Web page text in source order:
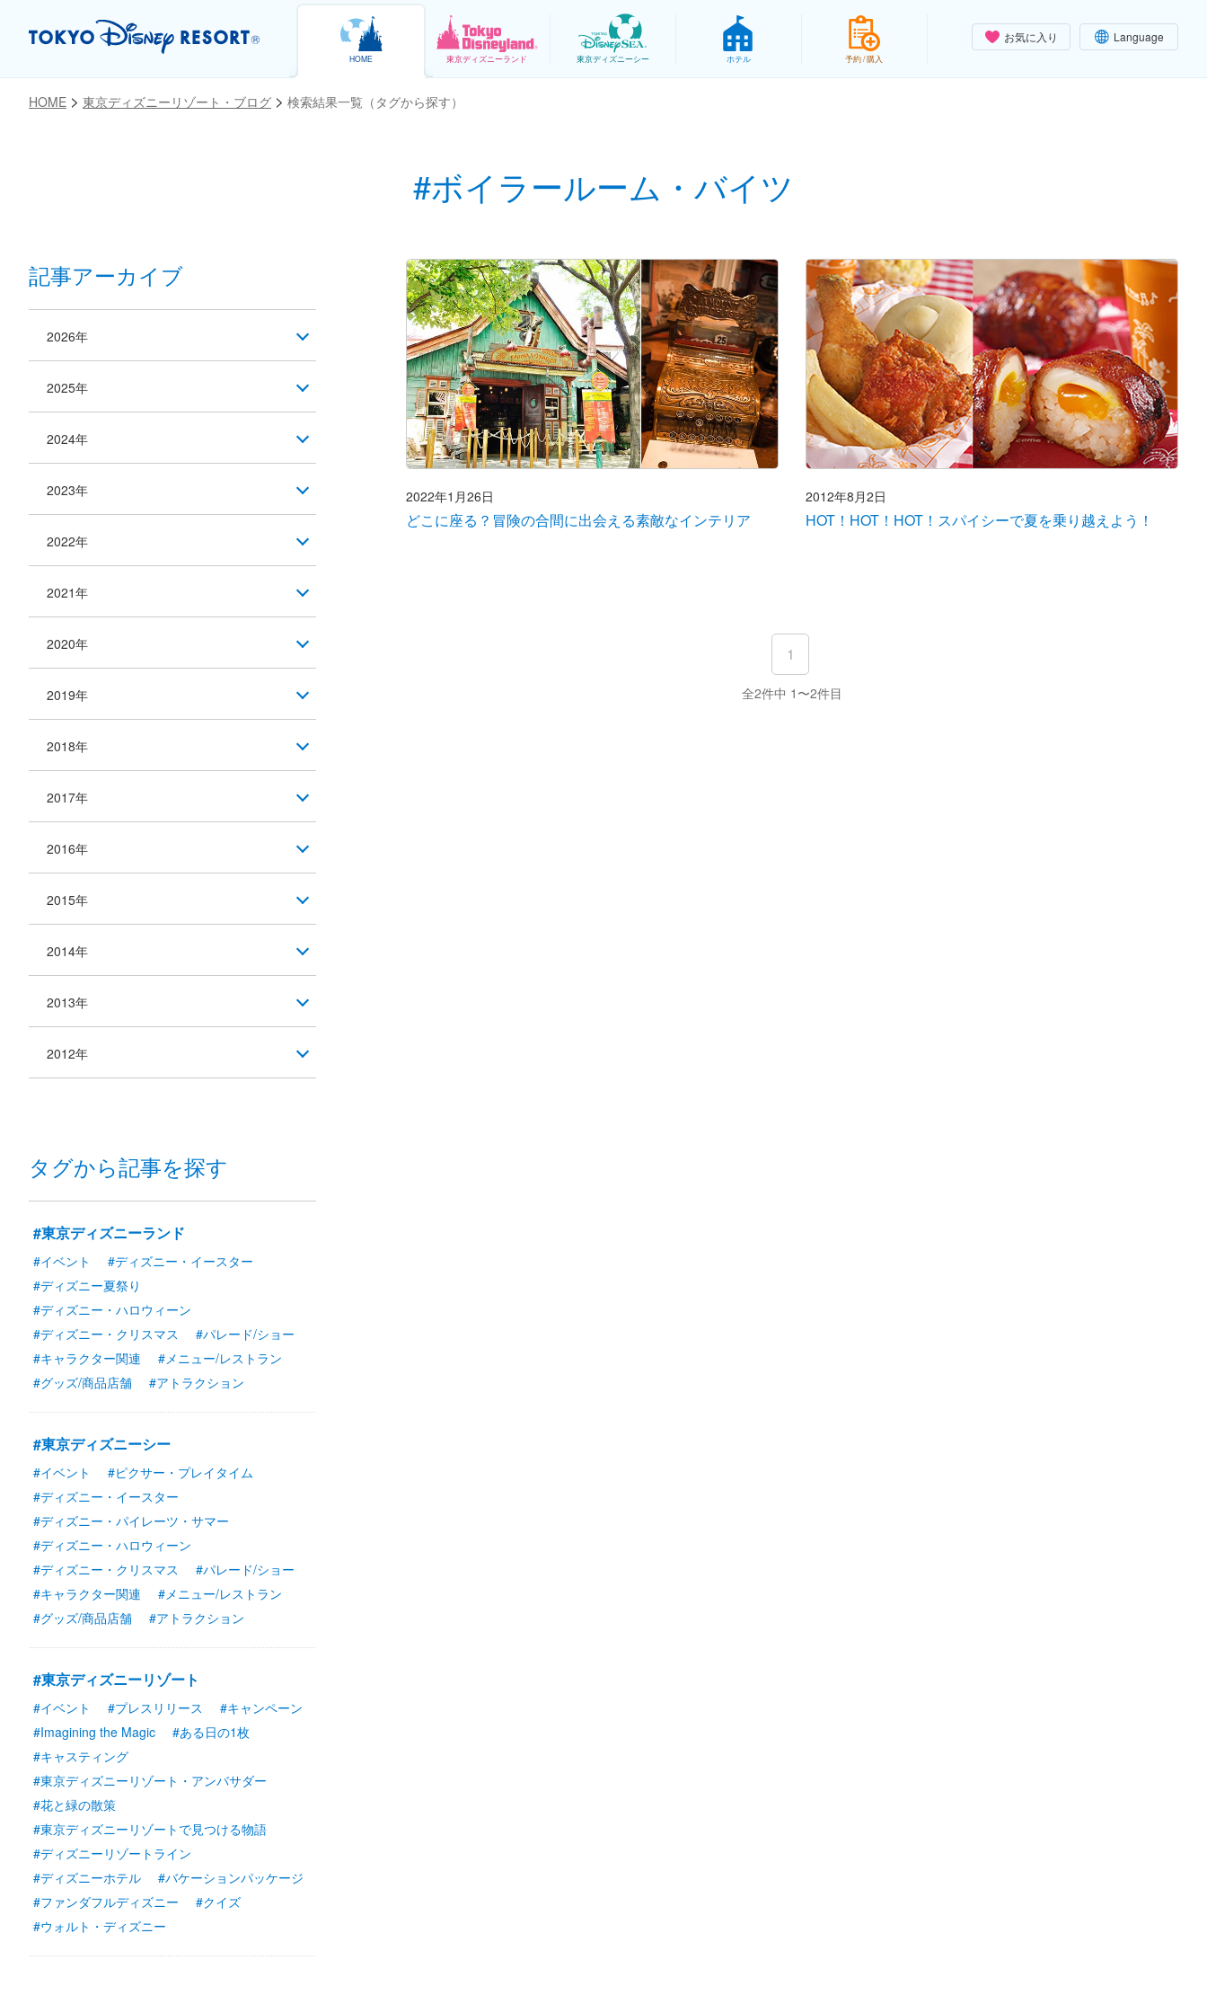
お気に入り Language
HOME 東京ディズニーランド 東京ディズニーシー ホテル 予約 / 購入
HOME 東京ディズニーリゾート・ブログ 検索結果一覧（タグから探す）
#ボイラールーム・バイツ
2022年1月26日
どこに座る？冒険の合間に出会える素敵なインテリア
2012年8月2日
HOT！HOT！HOT！スパイシーで夏を乗り越えよう！
1
全2件中 1〜2件目
記事アーカイブ
2026年
2025年
2024年
2023年
2022年
2021年
2020年
2019年
2018年
2017年
2016年
2015年
2014年
2013年
2012年
タグから記事を探す
#東京ディズニーランド
#イベント
#ディズニー・イースター
#ディズニー夏祭り
#ディズニー・ハロウィーン
#ディズニー・クリスマス
#パレード/ショー
#キャラクター関連
#メニュー/レストラン
#グッズ/商品店舗
#アトラクション
#東京ディズニーシー
#イベント
#ピクサー・プレイタイム
#ディズニー・イースター
#ディズニー・パイレーツ・サマー
#ディズニー・ハロウィーン
#ディズニー・クリスマス
#パレード/ショー
#キャラクター関連
#メニュー/レストラン
#グッズ/商品店舗
#アトラクション
#東京ディズニーリゾート
#イベント #プレスリリース
#キャンペーン
#Imagining the Magic
#ある日の1枚
#キャスティング
#東京ディズニーリゾート・アンバサダー
#花と緑の散策
#東京ディズニーリゾートで見つける物語
#ディズニーリゾートライン
#ディズニーホテル
#バケーションパッケージ
#ファンダフルディズニー
#クイズ
#ウォルト・ディズニー